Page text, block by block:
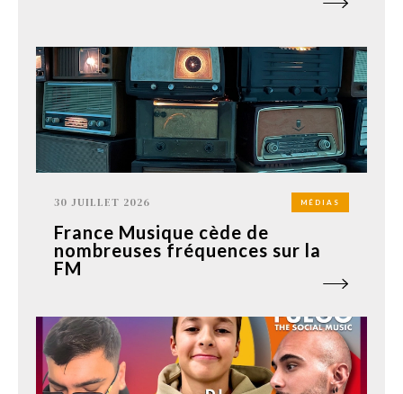
30 JUILLET 2026 MÉDIAS
France Musique cède de
nombreuses fréquences sur la
FM